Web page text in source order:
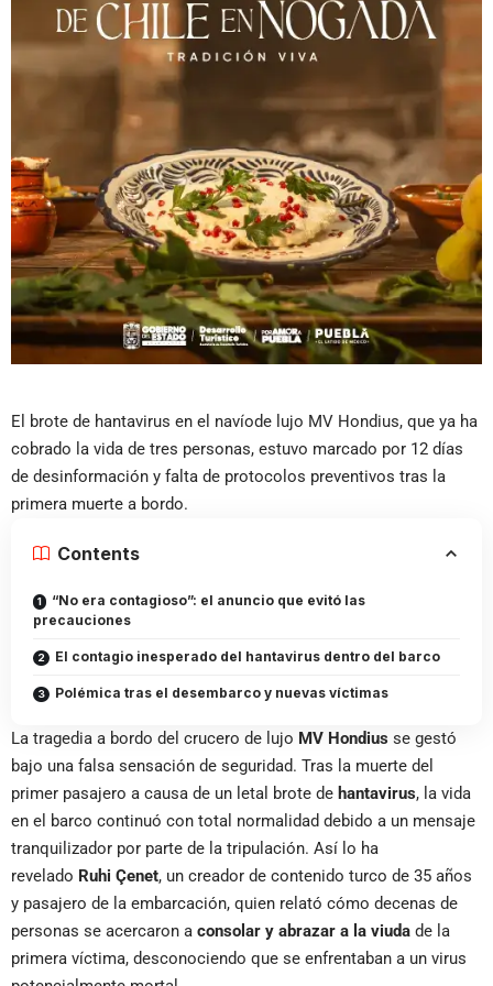
El brote de hantavirus en el navíode lujo MV Hondius, que ya ha
cobrado la vida de tres personas, estuvo marcado por 12 días
de desinformación y falta de protocolos preventivos tras la
primera muerte a bordo.
Contents
“No era contagioso”: el anuncio que evitó las
precauciones
El contagio inesperado del hantavirus dentro del barco
Polémica tras el desembarco y nuevas víctimas
La tragedia a bordo del crucero de lujo MV Hondius se gestó
bajo una falsa sensación de seguridad. Tras la muerte del
primer pasajero a causa de un letal brote de hantavirus, la vida
en el barco continuó con total normalidad debido a un mensaje
tranquilizador por parte de la tripulación. Así lo ha
revelado Ruhi Çenet, un creador de contenido turco de 35 años
y pasajero de la embarcación, quien relató cómo decenas de
personas se acercaron a consolar y abrazar a la viuda de la
primera víctima, desconociendo que se enfrentaban a un virus